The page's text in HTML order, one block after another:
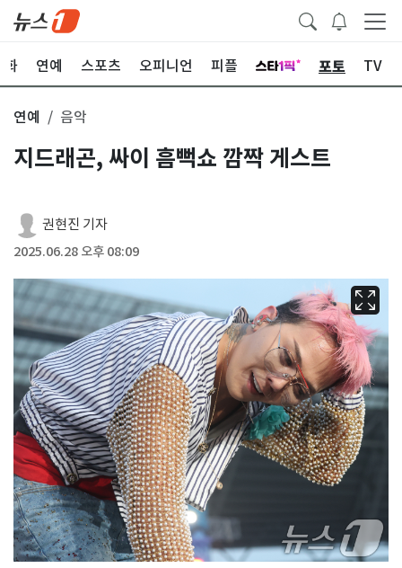
화 연예 스포츠 오피니언 피플 포토 TV
연예 음악
지드래곤, 싸이 흠뻑쇼 깜짝 게스트
권현진 기자
2025.06.28 오후 08:09